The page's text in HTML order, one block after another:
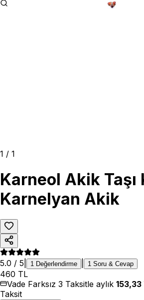
1 / 1
Karneol Akik Taşı
Karnelyan Akik
5.0 / 5 1 Değerlendirme 1 Soru & Cevap
460 TL
Vade Farksız 3 Taksitle aylık 153,33
Taksit